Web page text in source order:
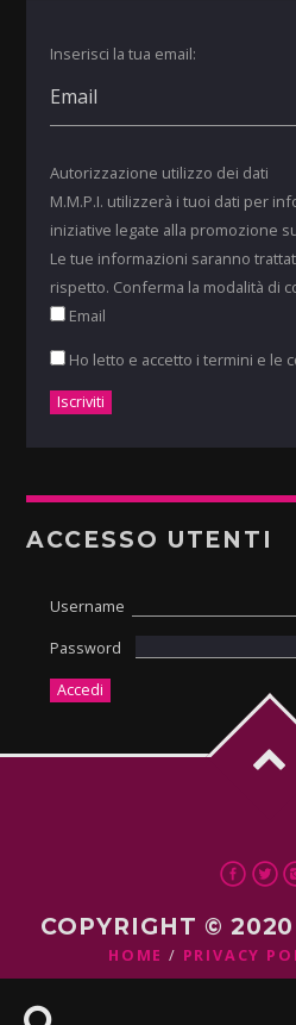
Inserisci la tua email:
Autorizzazione utilizzo dei dati
M.M.P.I. utilizzerà i tuoi dati per
iniziative legate alla promozione
Le tue informazioni saranno
rispetto. Conferma la modalità di
Email
Ho letto e accetto i termini e le
ACCESSO UTENTI
Username
Password
COPYRIGHT ©
HOME PRIVACY